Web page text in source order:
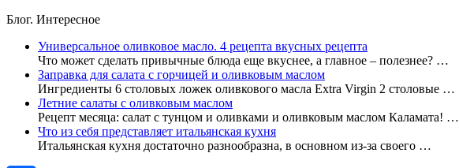
Блог. Интересное
Универсальное оливковое масло. 4 рецепта вкусных рецепта
Что может сделать привычные блюда еще вкуснее, а главное – полезнее? …
Заправка для салата с горчицей и оливковым маслом
Ингредиенты 6 столовых ложек оливкового масла Extra Virgin 2 столовые …
Летние салаты с оливковым маслом
Рецепт месяца: салат с тунцом и оливками и оливковым маслом Каламата! …
Что из себя представляет итальянская кухня
Итальянская кухня достаточно разнообразна, в основном из-за своего …